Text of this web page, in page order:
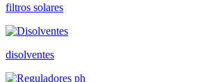
filtros solares
disolventes